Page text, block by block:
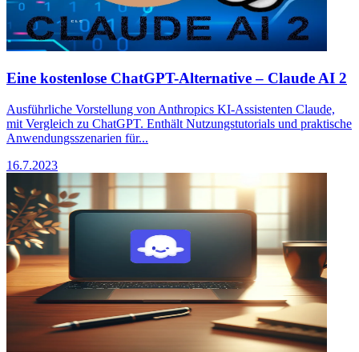
Eine kostenlose ChatGPT-Alternative – Claude AI 2
Ausführliche Vorstellung von Anthropics KI-Assistenten Claude,
mit Vergleich zu ChatGPT. Enthält Nutzungstutorials und praktische
Anwendungsszenarien für...
16.7.2023